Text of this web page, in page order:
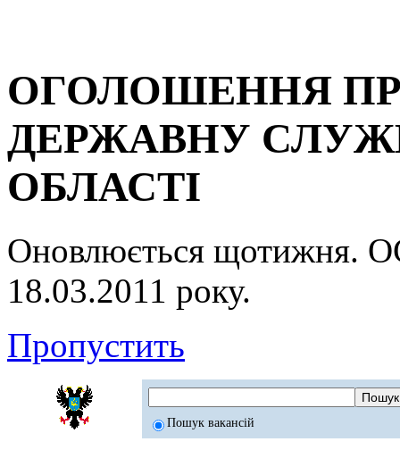
ОГОЛОШЕННЯ
ДЕРЖАВНУ
ОБЛАСТІ
Оновлюється
18.03.2011 року.
Пропустить
Пошук вакансій